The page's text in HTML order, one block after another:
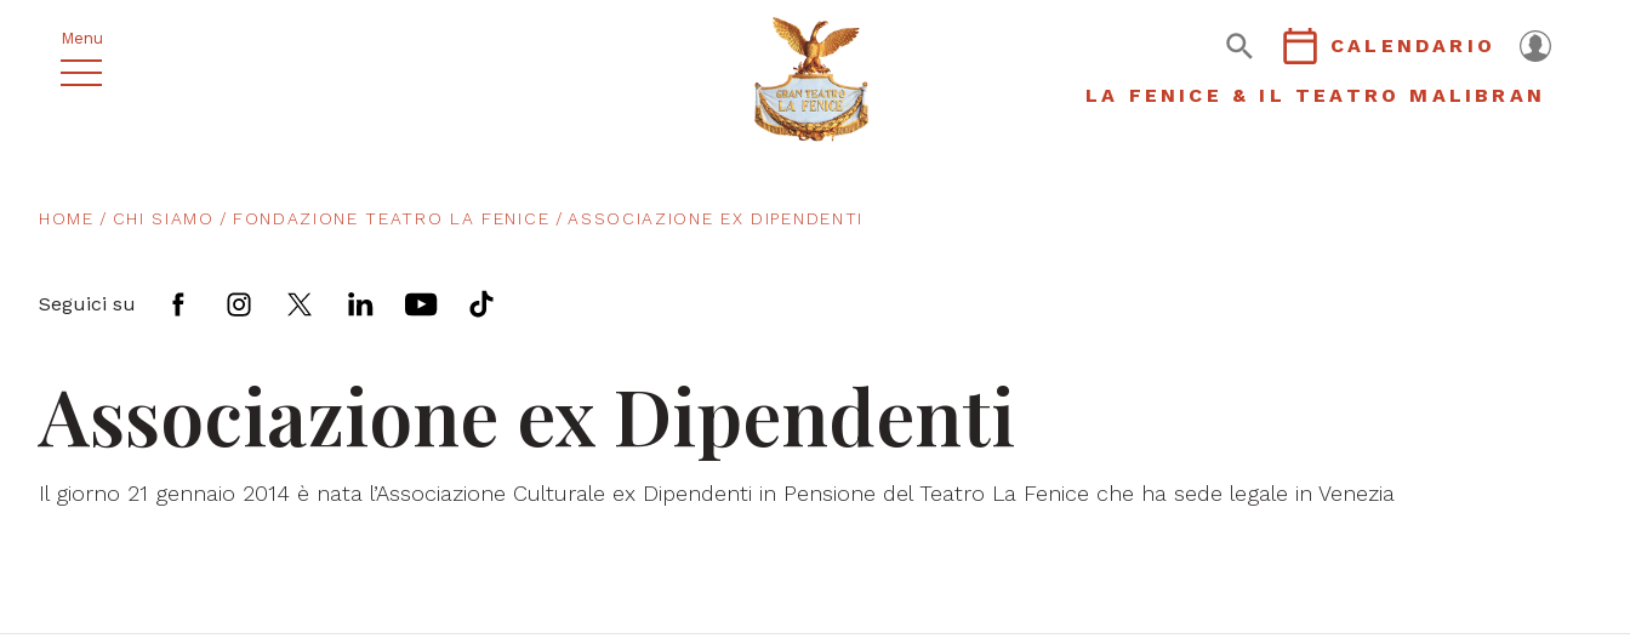
Menu CALENDARIO
LA FENICE & IL TEATRO MALIBRAN
HOME CHI SIAMO FONDAZIONE TEATRO LA FENICE ASSOCIAZIONE EX DIPENDENTI
Seguici su
Associazione ex Dipendenti
Il giorno 21 gennaio 2014 è nata l’Associazione Culturale ex Dipendenti in Pensione del Teatro La Fenice che ha sede legale in Venezia